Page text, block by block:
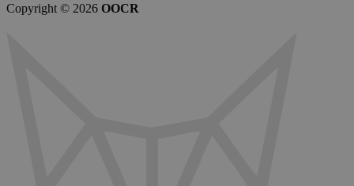
Copyright © 2026 OOCR